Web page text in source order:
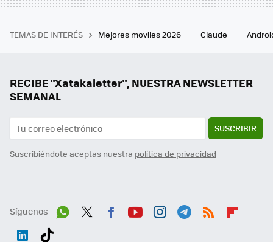
TEMAS DE INTERÉS Mejores moviles 2026 Claude
RECIBE "Xatakaletter", NUESTRA NEWSLETTER
SEMANAL
SUSCRIBIR
Suscribiéndote aceptas nuestra política de privacidad
Síguenos